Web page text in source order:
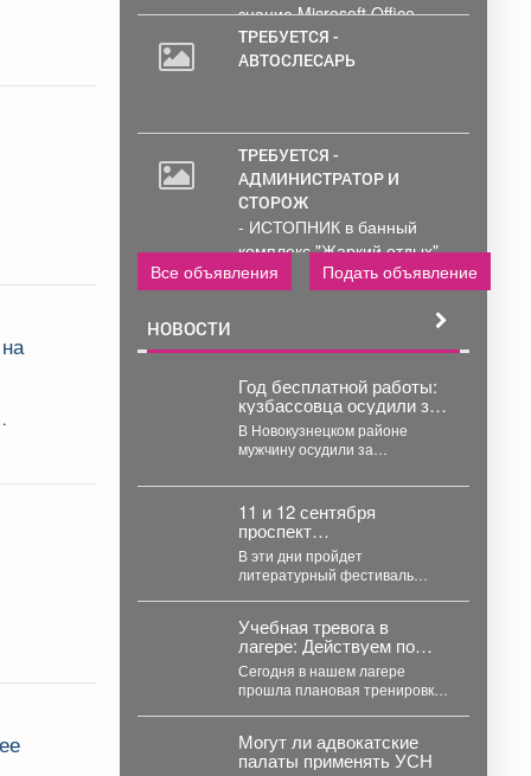
знание Microsoft Office .
Обработка и...
ТРЕБУЕТСЯ -
АВТОСЛЕСАРЬ
ТРЕБУЕТСЯ -
АДМИНИСТРАТОР И
СТОРОЖ
- ИСТОПНИК в банный
комплекс "Жаркий отдых"
Администрирование и
тех....
Все объявления Подать объявление
НОВОСТИ
Год бесплатной работы:
кузбассовца осудили за
порезанные колеса
В Новокузнецком районе
мужчину осудили за
Новокузнецкий районный суд
вынес приговор местному...
11 и 12 сентября
проспект
Коммунистический
превратится в огромную
литературную сцену под
открытым небом.
В эти дни пройдет
литературный фестиваль
Учебная тревога в
лагере: Действуем по
плану!
Сегодня в нашем лагере
прошла плановая тренировка
неожиданно, но,...
Могут ли адвокатские
палаты применять УСН